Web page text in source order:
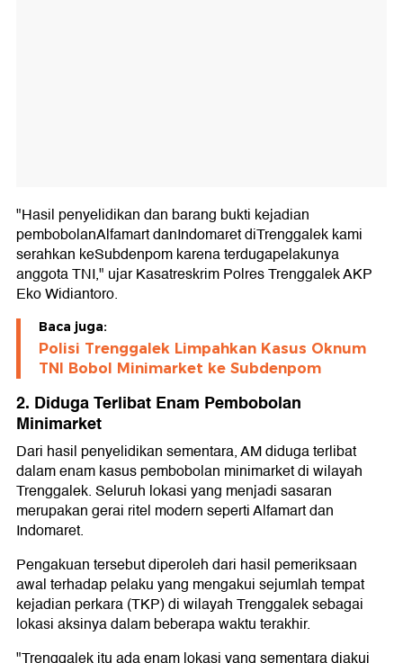
"Hasil penyelidikan dan barang bukti kejadian
pembobolanAlfamart danIndomaret diTrenggalek kami
serahkan keSubdenpom karena terdugapelakunya
anggota TNI," ujar Kasatreskrim Polres Trenggalek AKP
Eko Widiantoro.
Baca juga:
Polisi Trenggalek Limpahkan Kasus Oknum
TNI Bobol Minimarket ke Subdenpom
2. Diduga Terlibat Enam Pembobolan
Minimarket
Dari hasil penyelidikan sementara, AM diduga terlibat
dalam enam kasus pembobolan minimarket di wilayah
Trenggalek. Seluruh lokasi yang menjadi sasaran
merupakan gerai ritel modern seperti Alfamart dan
Indomaret.
Pengakuan tersebut diperoleh dari hasil pemeriksaan
awal terhadap pelaku yang mengakui sejumlah tempat
kejadian perkara (TKP) di wilayah Trenggalek sebagai
lokasi aksinya dalam beberapa waktu terakhir.